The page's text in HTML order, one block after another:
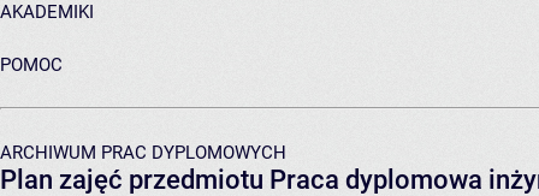
AKADEMIKI
POMOC
ARCHIWUM PRAC DYPLOMOWYCH
Plan zajęć przedmiotu Praca dyplomowa